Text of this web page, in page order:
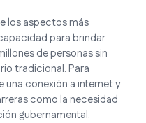
los aspectos más
para brindar
de personas sin
tradicional. Para
una conexión a internet y
como la necesidad
gubernamental.